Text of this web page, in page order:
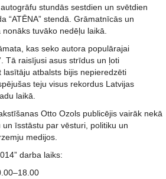
stundās sestdien un svētdien
“ATĒNA” stendā. Grāmatnīcās un
tuvāko nedēļu laikā.
kas seko autora populārajai
Tā raisījusi asus strīdus un ļoti
atbalsts bijis nepieredzēti
teju visus rekordus Latvijas
laikā.
Otto Ozols publicējis vairāk nekā
īsstāstu par vēsturi, politiku un
medijos.
darba laiks: